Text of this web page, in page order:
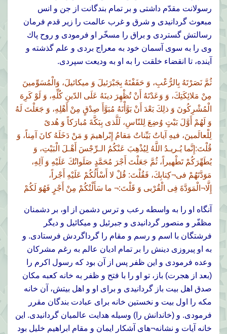
رسولانت مقدّم داشتى و بر تمام بندگانت از جن و انس
مبعوث گردانيدى و شرق و غرب عالمت را زير قدم فرمان
رسالتش گستردى و براق را مسخّر او فرمودى و روح پاك
وى را به سوى آسمان خود به معراج بردى و علم گذشته و
آينده، تا انقضاء خلقت را به او به وديعت سپردى.
ثُمَّ نَصَرْتَهُ بِالرُّعْبِ، وَ حَفَفْتَهُ بِجَبْرَئيلَ وَ ميكائيلَ، وَالْمُسَوِّمينَ
مِنْ مَلائِكَتِكَ، وَ وَعَدْتَهُ أَنْ تُظْهِرَ دينَهُ عَلَى الدّينِ كُلِّهِ، وَ لَوْ كَرِهَ
الْمُشْرِكُونَ وَ ذلِكَ بَعْدَ أَنْ بَوَّأْتَهُ مُبَوَّأَ صِدْقٍ مِنْ أَهْلِهِ، وَ جَعَلْتَ لَهُ
وَ لَهُمْ أَوَّلَ بَيْتٍ وُضِعَ لِلنّاسِ، لَلَّذى بِبَكَّةَ مُبارَكاً وَ هُدىً
لِلْعالَمينَ، فيهِ آياتٌ بَيِّناتٌ مَقامُ إِبْراهيمَ وَ مَنْ دَخَلَهُ كانَ آمِناً، وَ
قُلْتَ:إِنَّما يُـريـدُ اللَّهُ لِيُذْهِبَ عَنْكُمُ الـرِّجْسَ أَهْـلَ الْبَيْتِ، وَ
يُطَهِّرَكُمْ تَطْهيراً، ثُمَّ جَعَلْتَ أَجْرَ مُحَمَّدٍ صَلَواتُكَ عَلَيْهِ وَ آلِهِ،
مَوَدَّتَهُمْ فى¬كِتابِكَ، فَقُلْتَ: قُلْ لا أَسْأَلُكُمْ عَلَيْهِ أَجْراً،
إِلَّا¬الْمَوَدَّةَ فِى الْقُرْبى وَ قَلْتَ:¬ ما سَأَلْتُكُمْ مِنْ أَجْرٍ فَهُوَ لَكُمْ
آنگاه او را به واسطه رعب و ترس دشمن از او، بر دشمنان
مظفّر و منصور گردانيدى و جبرئيل و ميكائيل و ديگر
فرشتگان با اسم و رسم و مقام را گرداگردش فرستادى. و
به او پيروزى دينش را بر تمام اديان عالم به رغم مشركان
وعده فرمودى و اين ظفر پس از آن بود كه رسول اكرم را
(بعد از هجرت) باز، تو او را با فتح و ظفر به خانه كعبه مكان
صدق اهل بيت باز گردانيدى و براى او و اهل بيتش، آن خانه
مكه را اول بيت و نخستين خانه براى عبادت بندگان مقرر
فرمودى. و (خاندانش را) وسيله هدايت عالميان گردانيدى. اين
خانه آيات و نشانه¬هاى آشكار ايمان و مقام ابراهيم خليل بود